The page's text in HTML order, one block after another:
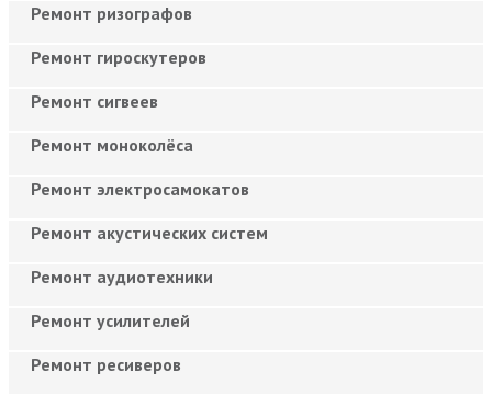
Ремонт ризографов
Ремонт гироскутеров
Ремонт сигвеев
Ремонт моноколёса
Ремонт электросамокатов
Ремонт акустических систем
Ремонт аудиотехники
Ремонт усилителей
Ремонт ресиверов